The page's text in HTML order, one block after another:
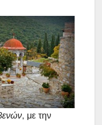
, με την